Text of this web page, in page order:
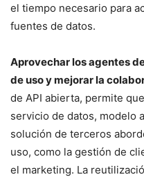
el tiempo necesario para
fuentes de datos.
Aprovechar los agentes
de uso y mejorar la
de API abierta, permite
servicio de datos, modelo
solución de terceros
uso, como la gestión de
el marketing. La